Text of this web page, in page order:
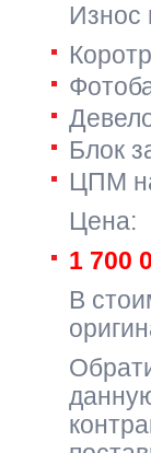
Износ
Блок
ЦПМ
Цена:
1 700
В